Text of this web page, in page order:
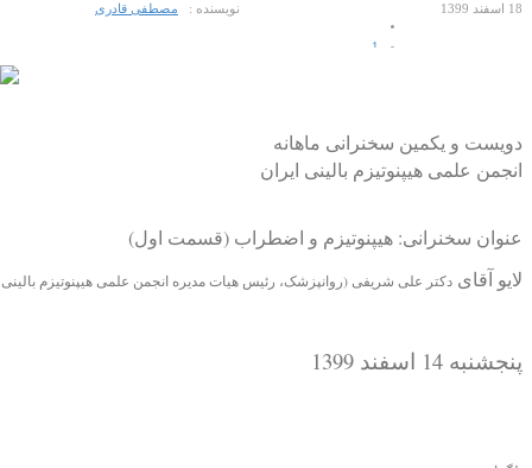
18 اسفند 1399
1
نویسنده : مصطفی قادری
دویست و یکمین سخنرانی ماهانه
انجمن علمی هیپنوتیزم بالینی ایران
عنوان سخنرانی: هیپنوتیزم و اضطراب (قسمت اول)
لایو آقای دکتر علی شریفی (روانپزشک، رئیس هیات مدیره انجمن علمی هیپنوتیزم بالینی
پنجشنبه 14 اسفند 1399